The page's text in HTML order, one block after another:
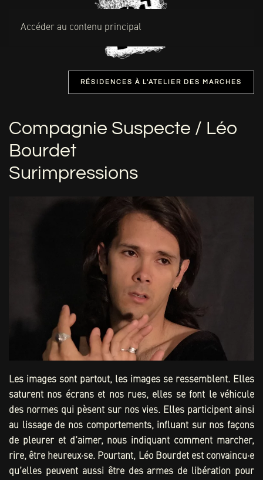
Accéder au contenu principal
MENU
RÉSIDENCES À L'ATELIER DES MARCHES
Compagnie Suspecte / Léo
Bourdet
Surimpressions
Les images sont partout, les images se ressemblent. Elles
saturent nos écrans et nos rues, elles se font le véhicule
des normes qui pèsent sur nos vies. Elles participent ainsi
au lissage de nos comportements, influant sur nos façons
de pleurer et d’aimer, nous indiquant comment marcher,
rire, être heureux·se. Pourtant, Léo Bourdet est convaincu·e
qu’elles peuvent aussi être des armes de libération pour